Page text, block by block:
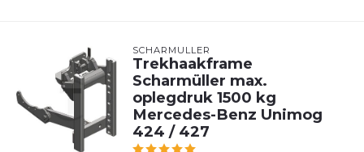
SCHARMÜLLER
Trekhaakframe
Scharmüller max.
oplegdruk 1500 kg
Mercedes-Benz Unimog
424 / 427